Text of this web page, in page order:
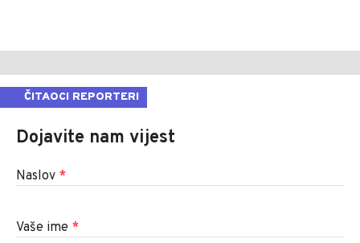
ČITAOCI REPORTERI
Dojavite nam vijest
Naslov *
Vaše ime *